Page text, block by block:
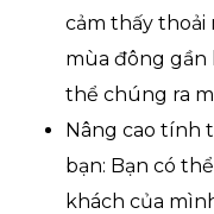
cảm thấy thoải
mùa đông gần
thể chúng ra
Nâng cao tính
bạn: Bạn có
khách của